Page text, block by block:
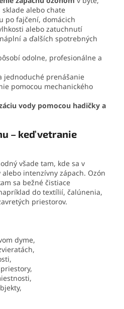
alebo chate
po fajčení, domácich
alebo zatuchnutí
a ďalších spotrebných
odolne, profesionálne a
jednoduché prenášanie
pomocou mechanického
vody pomocou hadičky a
– keď vetranie
všade tam, kde sa v
intenzívny zápach. Ozón
sa bežné čistiace
do textílií, čalúnenia,
priestorov.
dyme,